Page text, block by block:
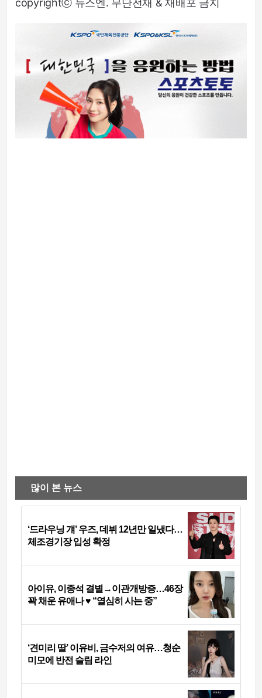
copyrightⓒ 뉴스엔. 무단전재 & 재배포 금지
많이 본 뉴스
‘드라우닝 걔’ 우즈, 데뷔 12년만 일냈다…
체조경기장 입성 확정
아이유, 이종석 결별→이관개방증…46장
꽉 채운 유애나 ♥ “열심히 사는 중”
‘견미리 딸’ 이유비, 금수저의 여유…청순
미모에 반전 슬림 라인